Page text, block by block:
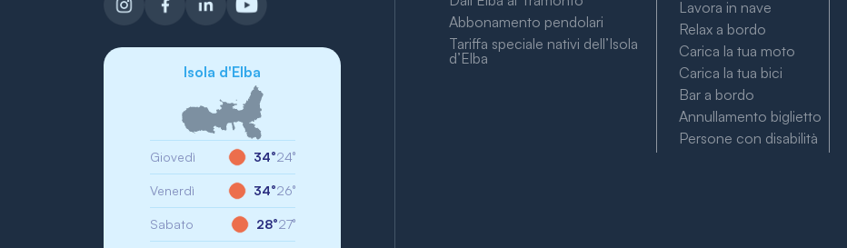
Isola d'Elba
Giovedì 34°24°
Venerdì 34°26°
Sabato 28°27°
Abbonamento pendolari
Tariffa speciale nativi dell’Isola
d’Elba
Lavora in nave
Relax a bordo
Carica la tua moto
Carica la tua bici
Bar a bordo
Annullamento biglietto
Persone con disabilità